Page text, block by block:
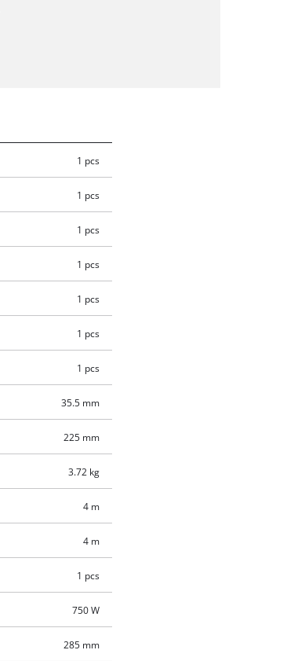
1 pcs
1 pcs
1 pcs
1 pcs
1 pcs
1 pcs
1 pcs
35.5 mm
225 mm
3.72 kg
4 m
4 m
1 pcs
750 W
285 mm